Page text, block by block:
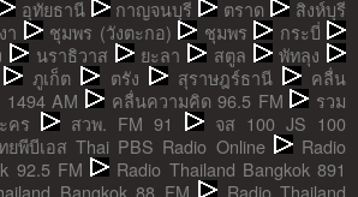
อุทัยธานี กาญจนบุรี ตราด
สิงห์บุรี
า ชุมพร (วังตะกอ) ชุมพร
กระบี่
นราธิวาส ยะลา สตูล
พัทลุง
ภูเก็ต ตรัง สุราษฎร์ธานี
คลื่น
AM
คลื่นความคิด 96.5 FM
รวม
คร
สวพ. FM 91
จส 100 JS 100
ยพีบีเอส Thai PBS Radio Online
Radio
92.5 FM
Radio Thailand Bangkok 891